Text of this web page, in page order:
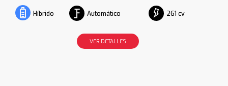
Híbrido Automático 261 cv
VER DETALLES